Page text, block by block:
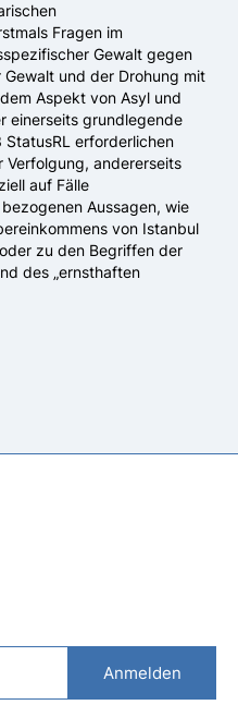
Fragen im
Gewalt gegen
Gewalt und der Drohung mit
Aspekt von Asyl und
einerseits grundlegende
erforderlichen
andererseits
auf Fälle
Aussagen, wie
von Istanbul
zu den Begriffen der
des „ernsthaften